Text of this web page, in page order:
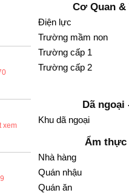
xem
Cơ Quan
Điện lực
Trường mầm non
Trường cấp 1
Trường cấp 2
Dã ngoại
Khu dã ngoại
Ẩm
Nhà hàng
Quán nhậu
Quán ăn